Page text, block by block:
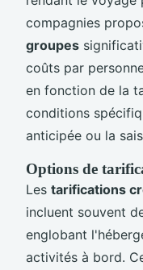
compagnies
groupes
coûts par
en fonction de la
conditions
anticipée ou la
Options de
Les tarifications
incluent souvent
englobant
activités à bord.